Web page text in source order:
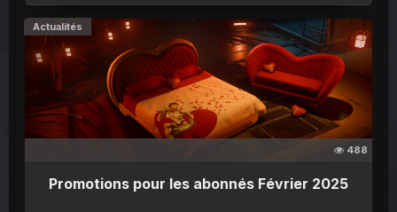
Actualités
488
Promotions pour les abonnés Février 2025